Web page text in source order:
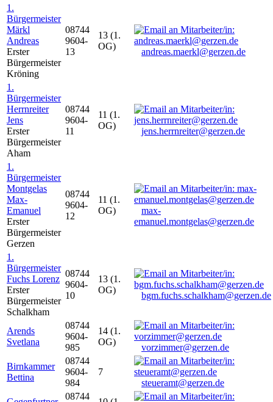
1.
Bürgermeister
Märkl
Andreas
Erster
Bürgermeister
Kröning
08744
9604-
13
13 (1.
OG)
andreas.maerkl@gerzen.de
1.
Bürgermeister
Herrnreiter
Jens
Erster
Bürgermeister
Aham
08744
9604-
11
11 (1.
OG)
jens.herrnreiter@gerzen.de
1.
Bürgermeister
Montgelas
Max-
Emanuel
Erster
Bürgermeister
Gerzen
08744
9604-
12
11 (1.
OG)
max-
emanuel.montgelas@gerzen.de
1.
Bürgermeister
Fuchs Lorenz
Erster
Bürgermeister
Schalkham
08744
9604-
10
13 (1.
OG)
bgm.fuchs.schalkham@gerzen.de
Arends
Svetlana
08744
9604-
985
14 (1.
OG)
vorzimmer@gerzen.de
Birnkammer
Bettina
08744
9604-
984
7
steueramt@gerzen.de
08744